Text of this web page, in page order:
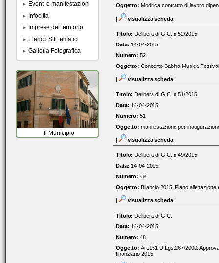
Eventi e manifestazioni
Infocittà
Imprese del territorio
Elenco Siti tematici
Galleria Fotografica
Il Municipio
Oggetto: Modifica contratto di lavoro
| visualizza scheda |
Titolo: Delibera di G.C. n.52/2015
Data: 14-04-2015
Numero: 52
Oggetto: Concerto Sabina Musica
| visualizza scheda |
Titolo: Delibera di G.C. n.51/2015
Data: 14-04-2015
Numero: 51
Oggetto: manifestazione per
| visualizza scheda |
Titolo: Delibera di G.C. n.49/2015
Data: 14-04-2015
Numero: 49
Oggetto: Bilancio 2015. Piano
| visualizza scheda |
Titolo: Delibera di G.C.
Data: 14-04-2015
Numero: 48
Oggetto: Art.151 D.Lgs.267/2000.
finanziario 2015